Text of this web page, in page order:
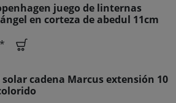
juego de linternas
en corteza de abedul 11cm
cadena Marcus extensión 10